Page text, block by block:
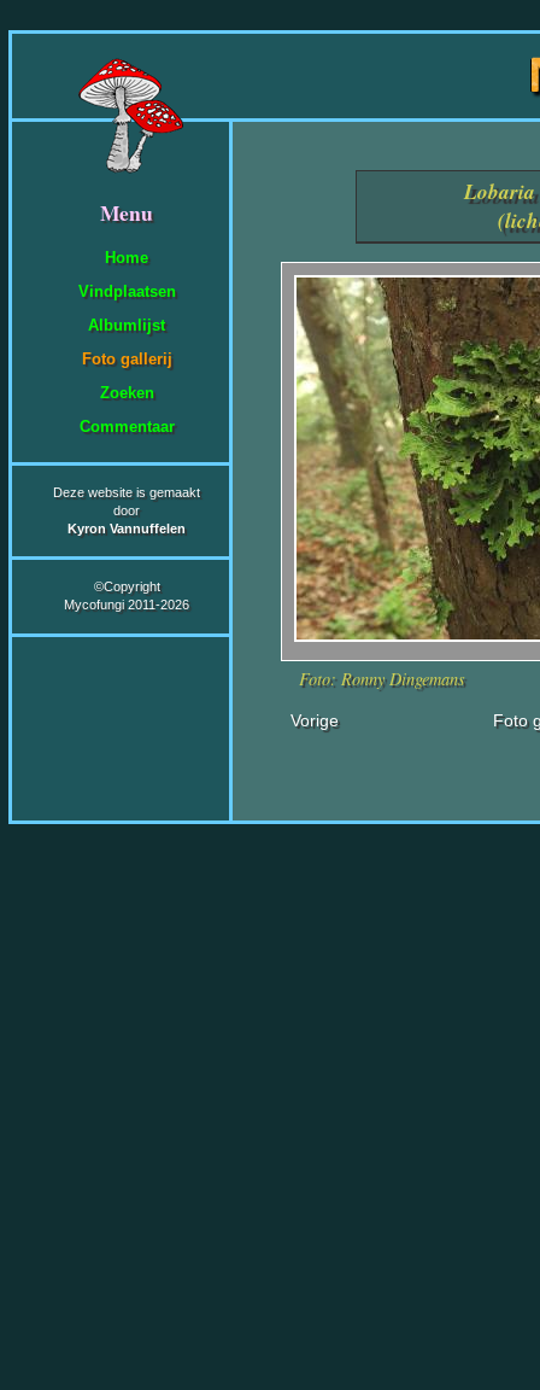
Menu
Home
Vindplaatsen
Albumlijst
Foto gallerij
Zoeken
Commentaar
Deze website is gemaakt
door
Kyron Vannuffelen
©Copyright
Mycofungi 2011-2026
Lobaria
Foto: Ronny Dingemans
Vorige Foto